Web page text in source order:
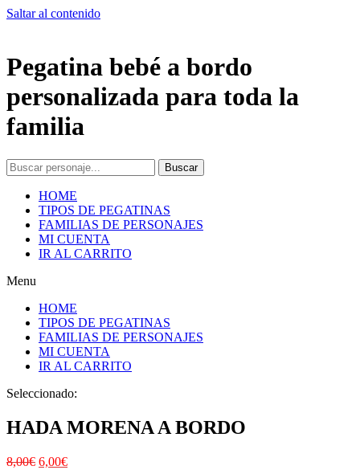
Saltar al contenido
Pegatina bebé a bordo
personalizada para toda la
familia
Buscar
HOME
TIPOS DE PEGATINAS
FAMILIAS DE PERSONAJES
MI CUENTA
IR AL CARRITO
Menu
HOME
TIPOS DE PEGATINAS
FAMILIAS DE PERSONAJES
MI CUENTA
IR AL CARRITO
Seleccionado:
HADA MORENA A BORDO
8,00€ 6,00€